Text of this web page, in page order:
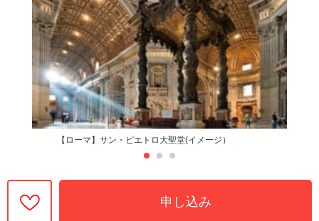
【ローマ】サン・ピエトロ大聖堂(イメージ）
申し込み